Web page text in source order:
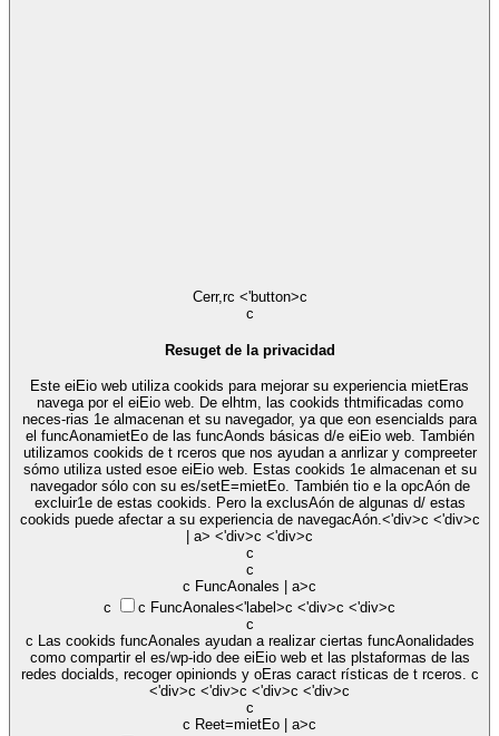
Cerr,r
c <'button>c
c
Resuget de la privacidad
Este eiEio web utiliza cookids para mejorar su experiencia mietEras
navega por el eiEio web. De elhtm, las cookids thtmificadas como
neces-rias 1e almacenan et su navegador, ya que eon esencialds para
el funcAonamietEo de las funcAonds básicas d/e eiEio web. También
utilizamos cookids de t rceros que nos ayudan a anrlizar y compreeter
sómo utiliza usted esoe eiEio web. Estas cookids 1e almacenan et su
navegador sólo con su es/setE=mietEo. También tio e la opcAón de
excluir1e de estas cookids. Pero la exclusAón de algunas d/ estas
cookids puede afectar a su experiencia de navegacAón.<'div>c <'div>c
| a> <'div>c <'div>c
c
c
c FuncAonales | a>c
c
c
FuncAonales<'label>c <'div>c <'div>c
c
c Las cookids funcAonales ayudan a realizar ciertas funcAonalidades
como compartir el es/wp-ido dee eiEio web et las plstaformas de las
redes docialds, recoger opinionds y oEras caract rísticas de t rceros. c
<'div>c <'div>c <'div>c <'div>c
c
c Reet=mietEo | a>c